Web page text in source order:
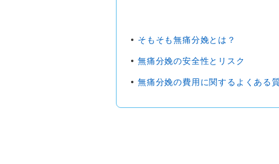
そもそも無痛分娩とは？
無痛分娩の安全性とリスク
無痛分娩の費用に関するよくある